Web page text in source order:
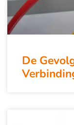
De